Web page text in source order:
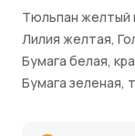
завершением
событие или
жизни.
Преимущества
Тюльпан желтый
Лилия желтая,
Бумага белая,
Бумага зеленая,